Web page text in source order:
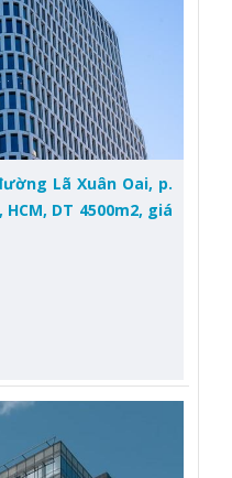
Lã Xuân Oai, p.
DT 4500m2, giá